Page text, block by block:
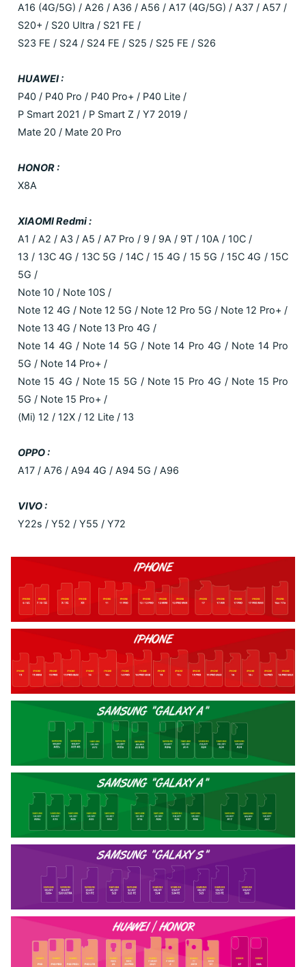
A16 (4G/5G) / A26 / A36 / A56 / A17 (4G/5G) / A37 / A57 /
S20+ / S20 Ultra / S21 FE /
S23 FE / S24 / S24 FE / S25 / S25 FE / S26
HUAWEI :
P40 / P40 Pro / P40 Pro+ / P40 Lite /
P Smart 2021 / P Smart Z / Y7 2019 /
Mate 20 / Mate 20 Pro
HONOR :
X8A
XIAOMI Redmi :
A1 / A2 / A3 / A5 / A7 Pro / 9 / 9A / 9T / 10A / 10C /
13 / 13C 4G / 13C 5G / 14C / 15 4G / 15 5G / 15C 4G / 15C
5G /
Note 10 / Note 10S /
Note 12 4G / Note 12 5G / Note 12 Pro 5G / Note 12 Pro+ /
Note 13 4G / Note 13 Pro 4G /
Note 14 4G / Note 14 5G / Note 14 Pro 4G / Note 14 Pro
5G / Note 14 Pro+ /
Note 15 4G / Note 15 5G / Note 15 Pro 4G / Note 15 Pro
5G / Note 15 Pro+ /
(Mi) 12 / 12X / 12 Lite / 13
OPPO :
A17 / A76 / A94 4G / A94 5G / A96
VIVO :
Y22s / Y52 / Y55 / Y72